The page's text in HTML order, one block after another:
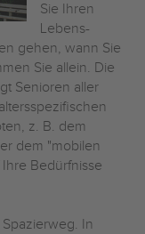
Sie Ihren
Lebens-
gehen, wann Sie
Sie allein. Die
Senioren aller
z. B. dem
dem "mobilen
Bedürfnisse
In